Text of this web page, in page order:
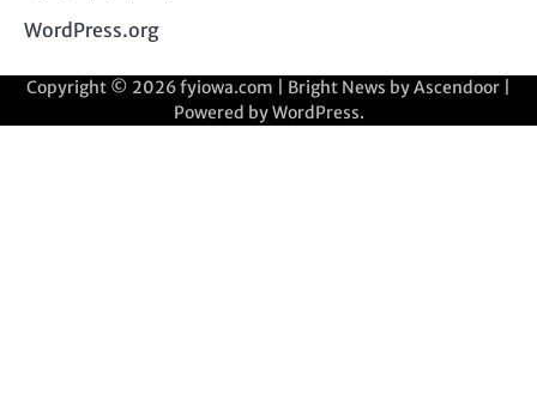
WordPress.org
Copyright © 2026fyiowa.com | Bright News byAscendoor
Powered byWordPress.